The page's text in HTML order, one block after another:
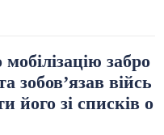
забро
зобов’язав війсь
його зі списків о